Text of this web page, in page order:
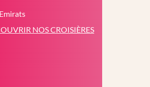
NOS CROISIÈRES